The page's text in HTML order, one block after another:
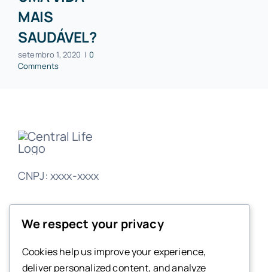
MAIS
SAUDÁVEL?
setembro 1, 2020 | 0
Comments
CNPJ: xxxx-xxxx
Localização & Telefones
We respect your privacy
Cookies help us improve your experience,
deliver personalized content, and analyze